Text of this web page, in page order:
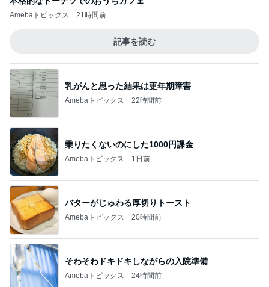
Amebaトピックス 21時間前
記事を読む
乳がんと思った結果は更年期障害
Amebaトピックス 22時間前
乗りたくないのにした1000円課金
Amebaトピックス 1日前
バターがじゅわる厚切りトースト
Amebaトピックス 20時間前
そわそわドキドキしながらの入院準備
Amebaトピックス 24時間前